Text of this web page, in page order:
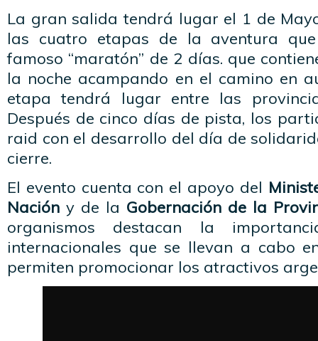
La gran salida tendrá lugar el 1 de
las cuatro etapas de la aventura
famoso “maratón” de 2 días. que
la noche acampando en el camino en
etapa tendrá lugar entre las
Después de cinco días de pista, los
raid con el desarrollo del día de
cierre.
El evento cuenta con el apoyo del
Nación y de la Gobernación de la
organismos destacan la
internacionales que se llevan a cabo
permiten promocionar los atractivos